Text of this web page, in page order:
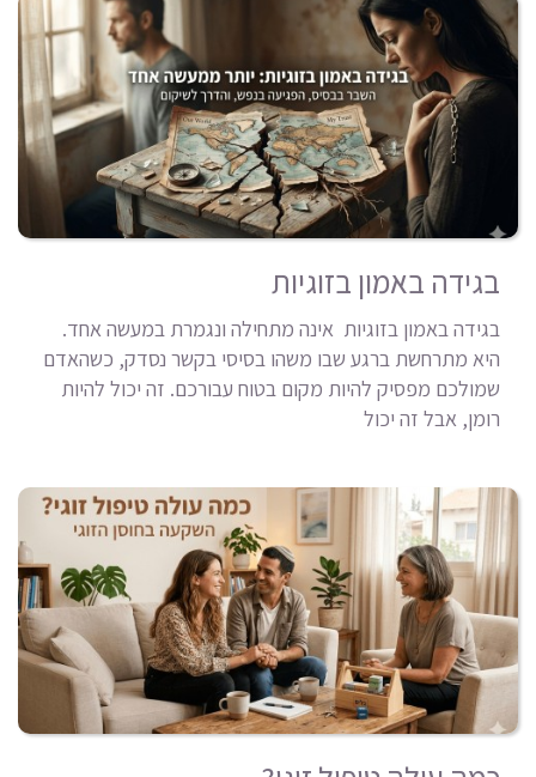
בגידה באמון בזוגיות
בגידה באמון בזוגיות אינה מתחילה ונגמרת במעשה אחד.
היא מתרחשת ברגע שבו משהו בסיסי בקשר נסדק, כשהאדם
שמולכם מפסיק להיות מקום בטוח עבורכם. זה יכול להיות
רומן, אבל זה יכול